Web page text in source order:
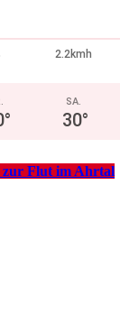
2.2kmh
°
SA.
30°
zur Flut im Ahrtal